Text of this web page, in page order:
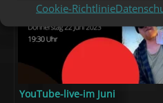
Cookie-Richtlinie
YouTube-live-im Juni